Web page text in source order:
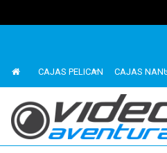
CAJAS PELICAN CAJAS